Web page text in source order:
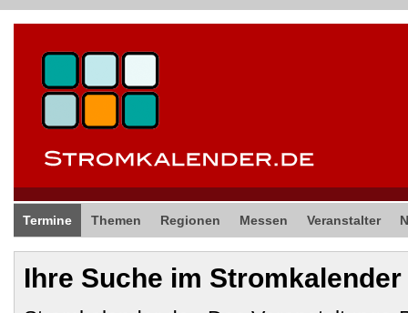
Termine Themen Regionen Messen Veranstalter
Ihre Suche im Stromkalender